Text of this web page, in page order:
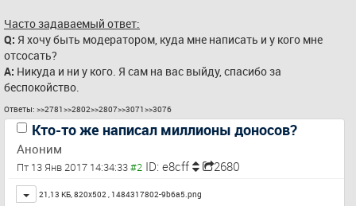
Часто задаваемый ответ:
Q: Я хочу быть модератором, куда мне написать и у кого мне
отсосать?
A: Никуда и ни у кого. Я сам на вас выйду, спасибо за
беспокойство.
Ответы: >>2781>>2802>>2807>>3071>>3076
Кто-то же написал миллионы доносов?
Аноним
Пт 13 Янв 2017 14:34:33 ID: e8cff 2680
Toggle
21,13 КБ, 820x502 , 1484317802-9b6a5.png